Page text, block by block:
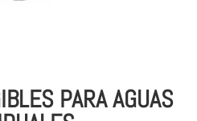
PARA AGUAS